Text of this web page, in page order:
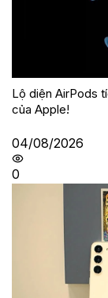
Lộ diện AirPods
của Apple!
04/08/2026
0